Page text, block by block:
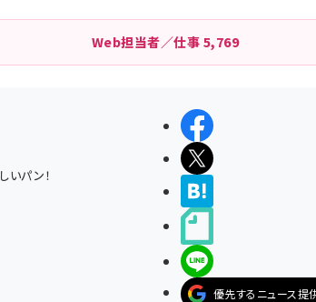
Web担当者／仕事 5,769
いパン！
シェアする
ポストする
LINEで送る
優先するニュース